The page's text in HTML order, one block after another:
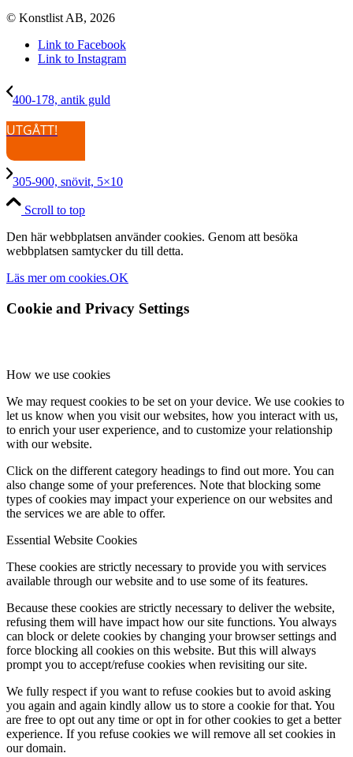
© Konstlist AB, 2026
Link to Facebook
Link to Instagram
400-178, antik guld
UTGÅTT!
305-900, snövit, 5×10
Scroll to top
Den här webbplatsen använder cookies. Genom att besöka
webbplatsen samtycker du till detta.
Läs mer om cookies.OK
Cookie and Privacy Settings
How we use cookies
We may request cookies to be set on your device. We use cookies to
let us know when you visit our websites, how you interact with us,
to enrich your user experience, and to customize your relationship
with our website.
Click on the different category headings to find out more. You can
also change some of your preferences. Note that blocking some
types of cookies may impact your experience on our websites and
the services we are able to offer.
Essential Website Cookies
These cookies are strictly necessary to provide you with services
available through our website and to use some of its features.
Because these cookies are strictly necessary to deliver the website,
refusing them will have impact how our site functions. You always
can block or delete cookies by changing your browser settings and
force blocking all cookies on this website. But this will always
prompt you to accept/refuse cookies when revisiting our site.
We fully respect if you want to refuse cookies but to avoid asking
you again and again kindly allow us to store a cookie for that. You
are free to opt out any time or opt in for other cookies to get a better
experience. If you refuse cookies we will remove all set cookies in
our domain.